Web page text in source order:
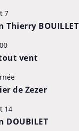
7
Thierry BOUILLET
vent
de Zezer
14
DOUBILET